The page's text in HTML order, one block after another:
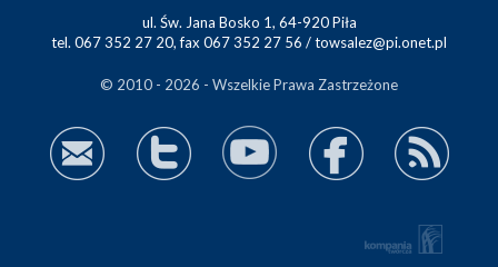
ul. Św. Jana Bosko 1, 64-920 Piła
tel. 067 352 27 20, fax 067 352 27 56 /towsalez@pi.onet.pl
© 2010 - 2026 - Wszelkie Prawa Zastrzeżone